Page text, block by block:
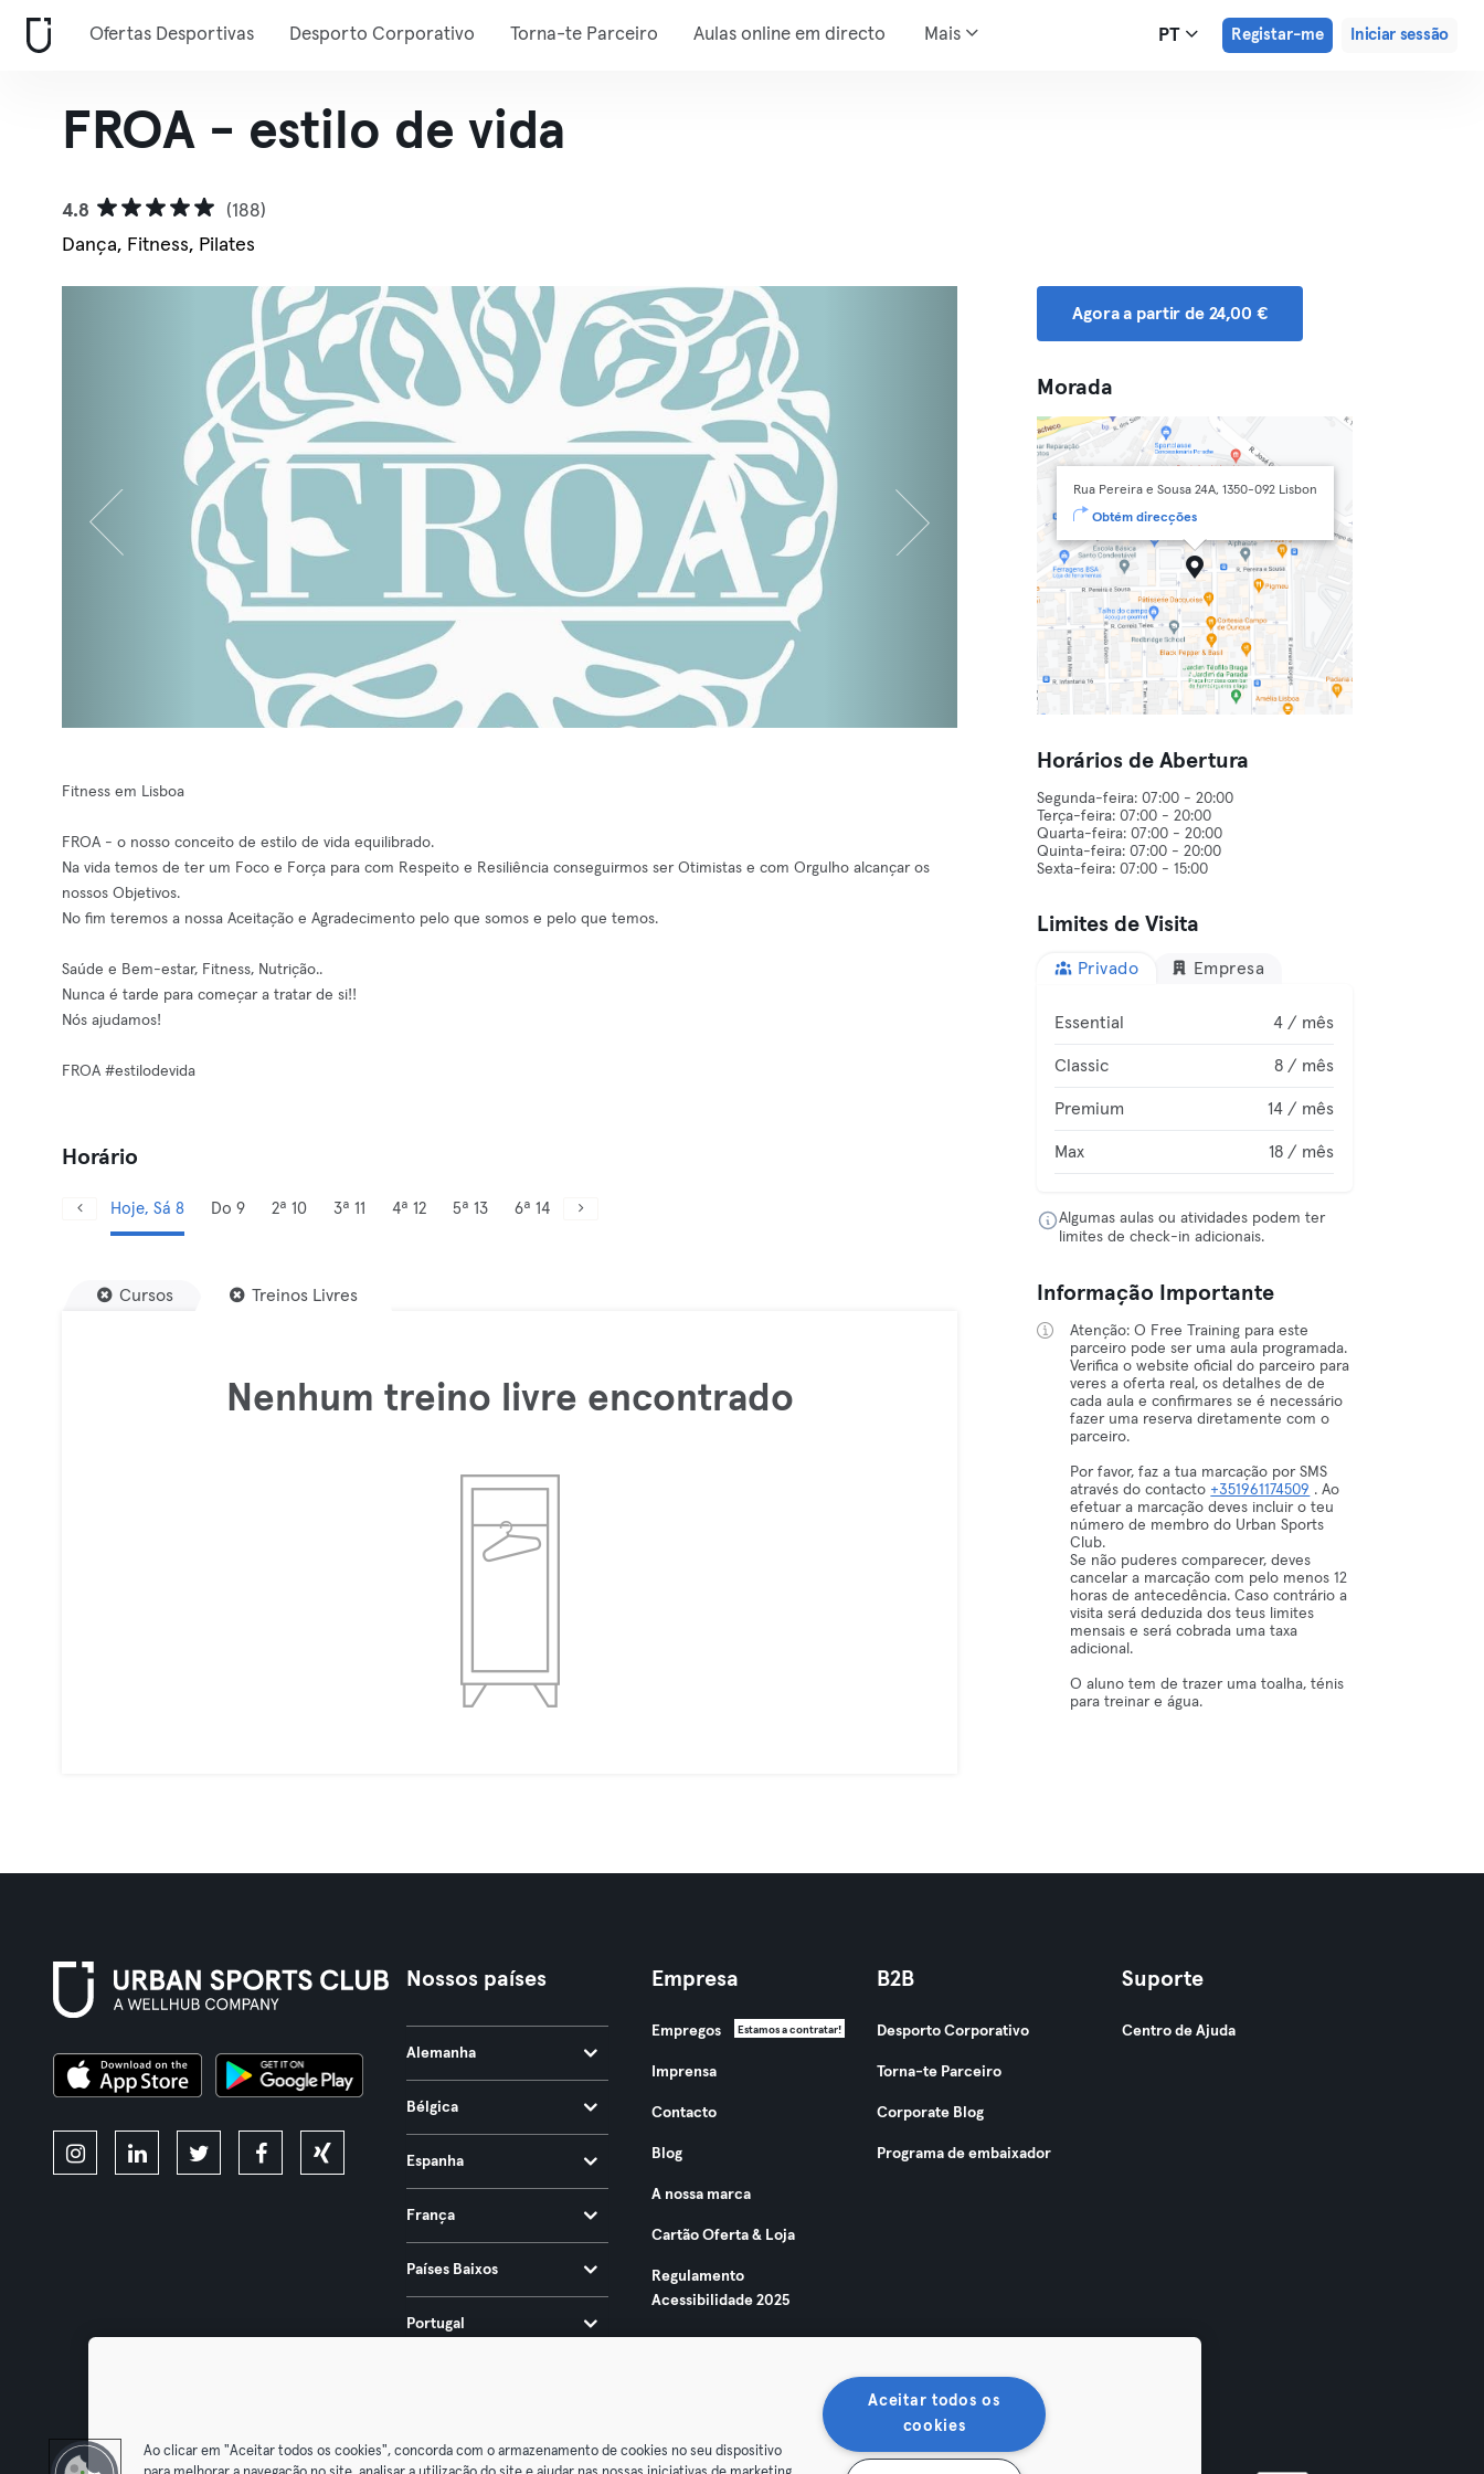
Ofertas Desportivas Desporto Corporativo Torna-te Parceiro Aulas online em directo Mais PT Registar-me Iniciar sessão
FROA - estilo de vida
4.8
(188)
Dança, Fitness, Pilates
Fitness em Lisboa
FROA - o nosso conceito de estilo de vida equilibrado.
Na vida temos de ter um Foco e Força para com Respeito e Resiliência conseguirmos ser Otimistas e com Orgulho alcançar os
nossos Objetivos.
No fim teremos a nossa Aceitação e Agradecimento pelo que somos e pelo que temos.
Saúde e Bem-estar, Fitness, Nutrição..
Nunca é tarde para começar a tratar de si!!
Nós ajudamos!
FROA #estilodevida
Horário
Hoje, Sá 8 Do 9 2ª 10 3ª 11 4ª 12 5ª 13 6ª 14
Cursos Treinos Livres
Nenhum treino livre encontrado
Agora a partir de 24,00 €
Morada
Rua Pereira e Sousa 24A, 1350-092 Lisbon
Obtém direcções
Horários de Abertura
Segunda-feira: 07:00 - 20:00
Terça-feira: 07:00 - 20:00
Quarta-feira: 07:00 - 20:00
Quinta-feira: 07:00 - 20:00
Limites de Visita
Privado Empresa
Essential 4 / mês
Classic 8 / mês
Premium 14 / mês
Max 18 / mês
Algumas aulas ou atividades podem ter
limites de check-in adicionais.
Informação Importante
Atenção: O Free Training para este
parceiro pode ser uma aula programada.
Verifica o website oficial do parceiro para
veres a oferta real, os detalhes de de
cada aula e confirmares se é necessário
fazer uma reserva diretamente com o
parceiro.
Por favor, faz a tua marcação por SMS
através do contacto +351961174509 . Ao
efetuar a marcação deves incluir o teu
número de membro do Urban Sports
Club.
Se não puderes comparecer, deves
cancelar a marcação com pelo menos 12
horas de antecedência. Caso contrário a
visita será deduzida dos teus limites
mensais e será cobrada uma taxa
adicional.
O aluno tem de trazer uma toalha, ténis
para treinar e água.
Nossos países
Alemanha
Bélgica
Espanha
França
Países Baixos
Portugal
Empresa
Empregos Estamos a contratar!
Imprensa
Contacto
Blog
A nossa marca
Cartão Oferta & Loja
Regulamento
Acessibilidade 2025
B2B
Desporto Corporativo
Torna-te Parceiro
Corporate Blog
Programa de embaixador
Suporte
Centro de Ajuda
Ao clicar em "Aceitar todos os cookies", concorda com o armazenamento de cookies no seu dispositivo
Aceitar todos os
cookies